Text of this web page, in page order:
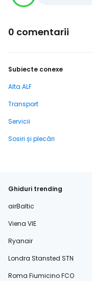
0 comentarii
Subiecte conexe
Alta ALF
Transport
Servicii
Sosiri și plecări
Ghiduri trending
airBaltic
Viena VIE
Ryanair
Londra Stansted STN
Roma Fiumicino FCO